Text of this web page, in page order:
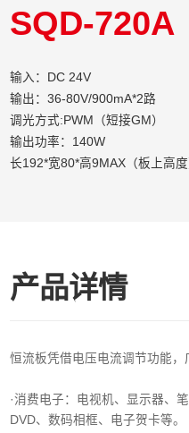
SQD-720A
输入：DC 24V
输出：36-80V/900mA*2路
调光方式:PWM（短接GM）
输出功率：140W
长192*宽80*高9MAX（板上高度
产品详情
恒流板凭借电压电流调节功能，
·消费电子‌：电视机、显示器、
DVD、数码相框、电子贺卡等。